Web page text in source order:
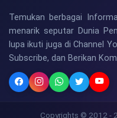
Temukan berbagai
menarik seputar Dunia
lupa ikuti juga di Channel
Subscribe, dan Berikan
Copyrights © 2012 -